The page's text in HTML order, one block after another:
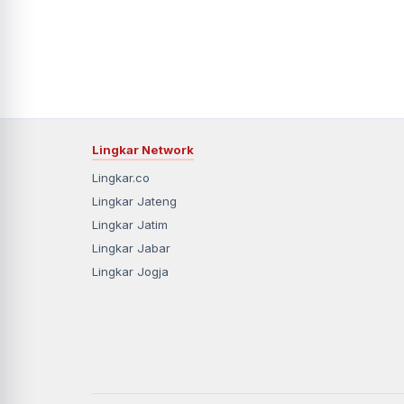
Lingkar Network
Lingkar.co
Lingkar Jateng
Lingkar Jatim
Lingkar Jabar
Lingkar Jogja